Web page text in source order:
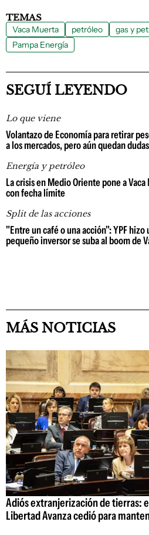
TEMAS
Vaca Muerta petróleo gas y
Pampa Energía
SEGUÍ LEYENDO
Lo que viene
Volantazo de Economía para retirar
a los mercados, pero aún quedan dudas
Energía y petróleo
La crisis en Medio Oriente pone a
con fecha límite
Split de las acciones
"Entre un café o una acción": YPF hizo
pequeño inversor se suba al boom de
MÁS NOTICIAS
Adiós extranjerización de tierras:
Libertad Avanza cedió para